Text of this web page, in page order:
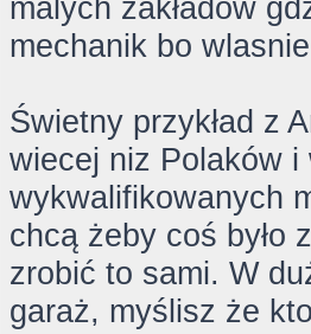
malych zakładów
mechanik bo
Świetny przykład z
wiecej niz Polaków
wykwalifikowanych
chcą żeby coś było
zrobić to sami. W
garaż, myślisz że